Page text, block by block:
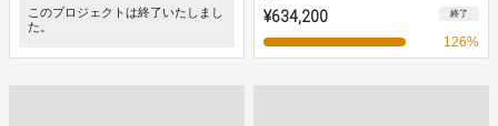
このプロジェクトは終了いたしまし
た。
¥634,200 終了
126%